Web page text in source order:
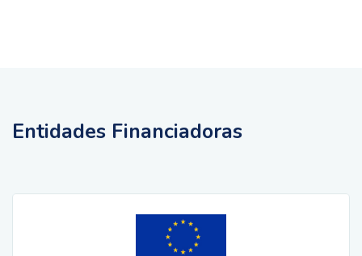
Entidades Financiadoras